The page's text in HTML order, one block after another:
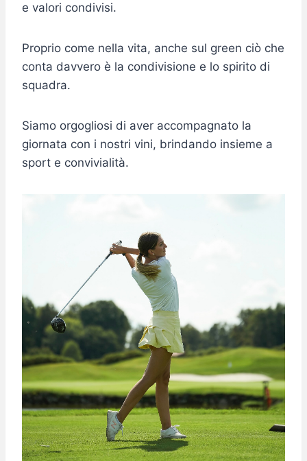
e valori condivisi.
Proprio come nella vita, anche sul green ciò che
conta davvero è la condivisione e lo spirito di
squadra.
Siamo orgogliosi di aver accompagnato la
giornata con i nostri vini, brindando insieme a
sport e convivialità.